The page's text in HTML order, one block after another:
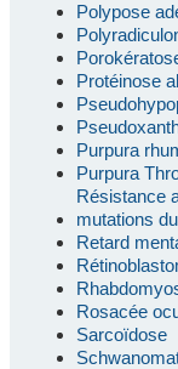
Polypose
Protéinose
Purpura
Purpura
Résistance
mutations
Retard
Rosacée
Sarcoïdose